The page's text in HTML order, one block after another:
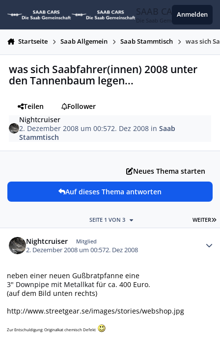
SAAB CARS
Die Saab Gemeinschaft
Anmelden
Startseite Saab Allgemein Saab Stammtisch was sich
was sich Saabfahrer(innen) 2008 unter
den Tannenbaum legen...
Teilen
Follower
Nightcruiser
2. Dezember 2008 um 00:572. Dez 2008 inSaab
Stammtisch
Neues Thema starten
Auf dieses Thema antworten
WEITER
SEITE 1 VON 3
Nightcruiser Mitglied
2. Dezember 2008 um 00:572. Dez 2008
neben einer neuen Gußbratpfanne eine
3" Downpipe mit Metallkat für ca. 400 Euro.
(auf dem Bild unten rechts)
http://www.streetgear.se/images/stories/webshop.jpg
Zur Entschuldigung: Originalkat chemisch Defekt